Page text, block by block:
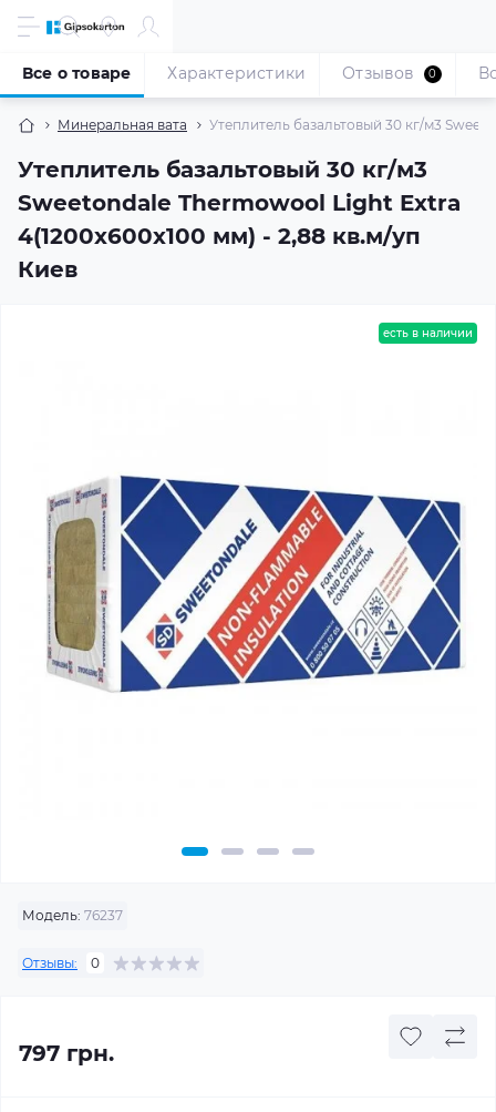
Минеральная вата Утеплитель базальтовый 30 кг/м3
Утеплитель базальтовый 30 кг/м3
Sweetondale Thermowool Light Extra
4(1200x600x100 мм) - 2,88 кв.м/уп
Киев
Все о товаре Характеристики Отзывов 0
есть в наличии
Модель: 76237
Отзывы: 0
797 грн.